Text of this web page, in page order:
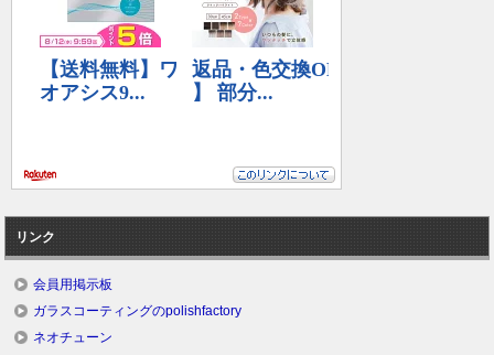
リンク
会員用掲示板
ガラスコーティングのpolishfactory
ネオチューン